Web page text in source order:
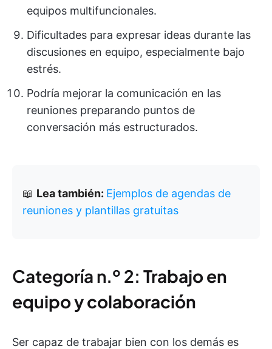
equipos multifuncionales.
Dificultades para expresar ideas durante las
discusiones en equipo, especialmente bajo
estrés.
Podría mejorar la comunicación en las
reuniones preparando puntos de
conversación más estructurados.
📖 Lea también: Ejemplos de agendas de
reuniones y plantillas gratuitas
Categoría n.º 2: Trabajo en
equipo y colaboración
Ser capaz de trabajar bien con los demás es